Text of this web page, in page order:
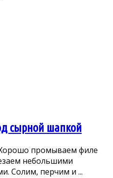
сырной шапкой
промываем филе
небольшими
Солим, перчим и ...